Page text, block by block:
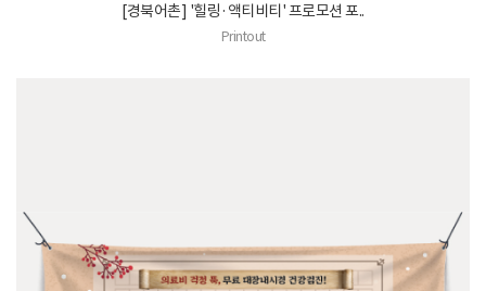
[경북어촌] '힐링·액티비티' 프로모션 포..
Printout